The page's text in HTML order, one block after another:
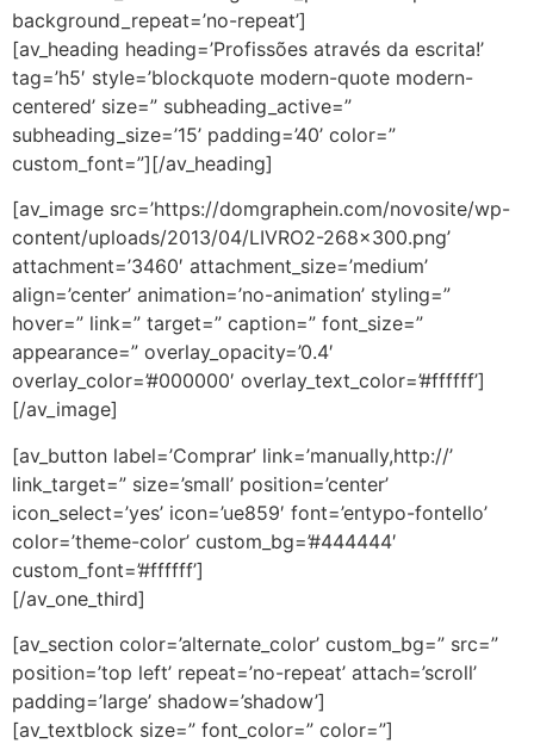
background_repeat=’no-repeat’]
[av_heading heading=’Profissões através da escrita!’
tag=’h5′ style=’blockquote modern-quote modern-
centered’ size=” subheading_active=”
subheading_size=’15’ padding=’40’ color=”
custom_font=”][/av_heading]
[av_image src=’https://domgraphein.com/novosite/wp-
content/uploads/2013/04/LIVRO2-268×300.png’
attachment=’3460′ attachment_size=’medium’
align=’center’ animation=’no-animation’ styling=”
hover=” link=” target=” caption=” font_size=”
appearance=” overlay_opacity=’0.4′
overlay_color=’#000000′ overlay_text_color=’#ffffff’]
[/av_image]
[av_button label=’Comprar’ link=’manually,http://’
link_target=” size=’small’ position=’center’
icon_select=’yes’ icon=’ue859′ font=’entypo-fontello’
color=’theme-color’ custom_bg=’#444444′
custom_font=’#ffffff’]
[/av_one_third]
[av_section color=’alternate_color’ custom_bg=” src=”
position=’top left’ repeat=’no-repeat’ attach=’scroll’
padding=’large’ shadow=’shadow’]
[av_textblock size=” font_color=” color=”]